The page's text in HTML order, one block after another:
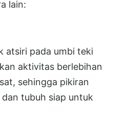
lain:
atsiri pada umbi teki
aktivitas berlebihan
sehingga pikiran
tubuh siap untuk